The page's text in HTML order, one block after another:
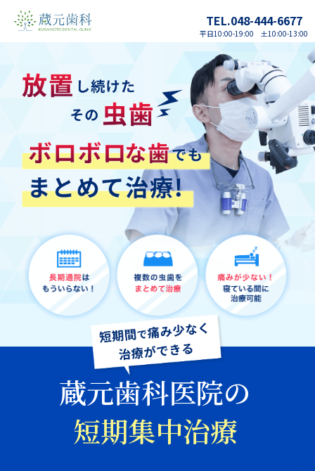
TEL.048-444-6677
平日10:00-19:00 土10:00-13:00
蔵元歯科医院の
短期集中治療